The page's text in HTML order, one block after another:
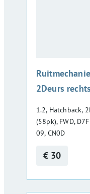
2Deurs
1.2, Hatchback,
(58pk), FWD,
09, CN0D
€ 30